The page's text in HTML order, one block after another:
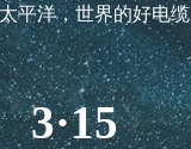
平洋，世界的好电缆
3·15